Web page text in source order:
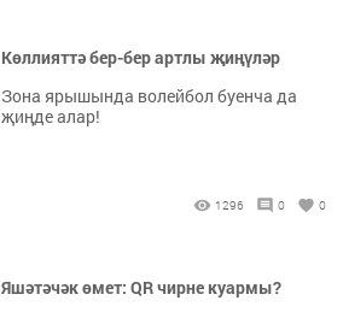
Көллияттә бер-бер артлы җиңүләр
Зона ярышында волейбол буенча да
җиңде алар!
1296 0 0
Яшәтәчәк өмет: QR чирне куармы?